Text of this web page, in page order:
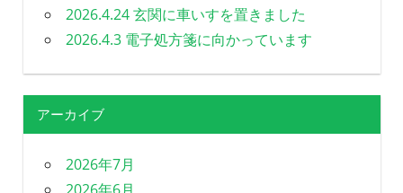
2026.4.24 玄関に車いすを置きました
2026.4.3 電子処方箋に向かっています
アーカイブ
2026年7月